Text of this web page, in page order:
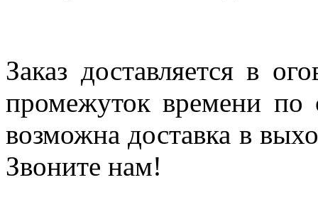
Заказ доставляется в
промежуток времени по
возможна доставка в
Звоните нам!